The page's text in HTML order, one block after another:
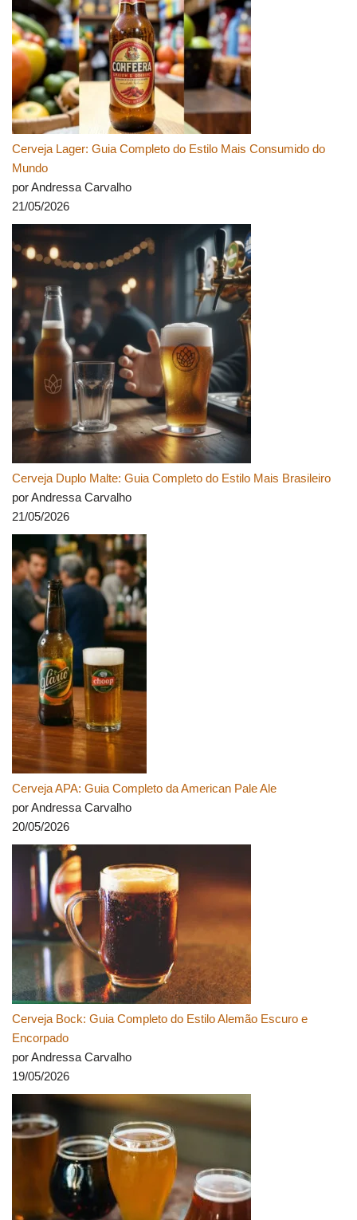
Cerveja Lager: Guia Completo do Estilo Mais Consumido do
Mundo
por Andressa Carvalho
21/05/2026
Cerveja Duplo Malte: Guia Completo do Estilo Mais Brasileiro
por Andressa Carvalho
21/05/2026
Cerveja APA: Guia Completo da American Pale Ale
por Andressa Carvalho
20/05/2026
Cerveja Bock: Guia Completo do Estilo Alemão Escuro e
Encorpado
por Andressa Carvalho
19/05/2026